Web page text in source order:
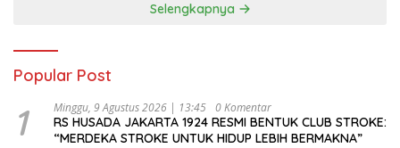
Selengkapnya
Popular Post
1 Minggu, 9 Agustus 2026 | 13:45 0 Komentar
RS HUSADA JAKARTA 1924 RESMI BENTUK CLUB STROKE:
“MERDEKA STROKE UNTUK HIDUP LEBIH BERMAKNA”